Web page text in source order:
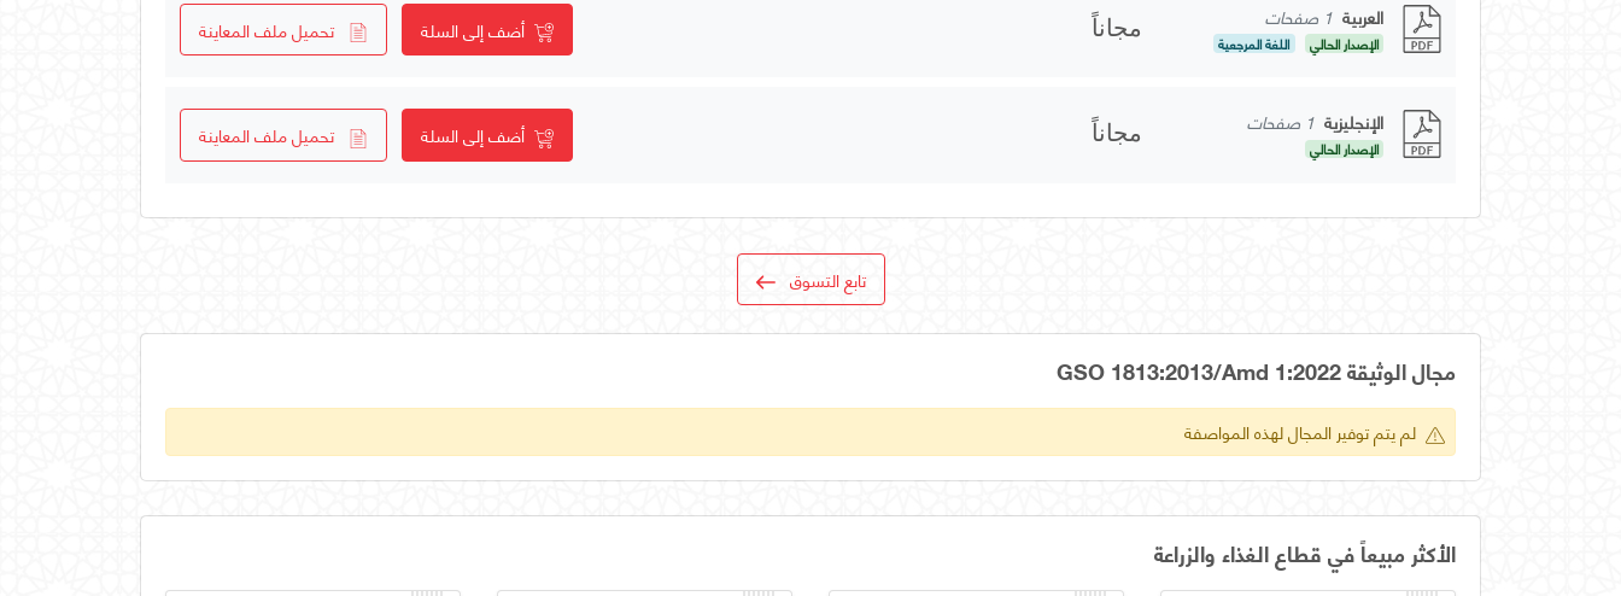
العربية 1 صفحات
الإصدار الحالي اللغة المرجعية
مجاناً أضف إلى السلة تحميل ملف المعاينة
الإنجليزية 1 صفحات
الإصدار الحالي
مجاناً أضف إلى السلة تحميل ملف المعاينة
تابع التسوق
مجال الوثيقة GSO 1813:2013/Amd 1:2022
لم يتم توفير المجال لهذه المواصفة
الأكثر مبيعاً في قطاع الغذاء والزراعة